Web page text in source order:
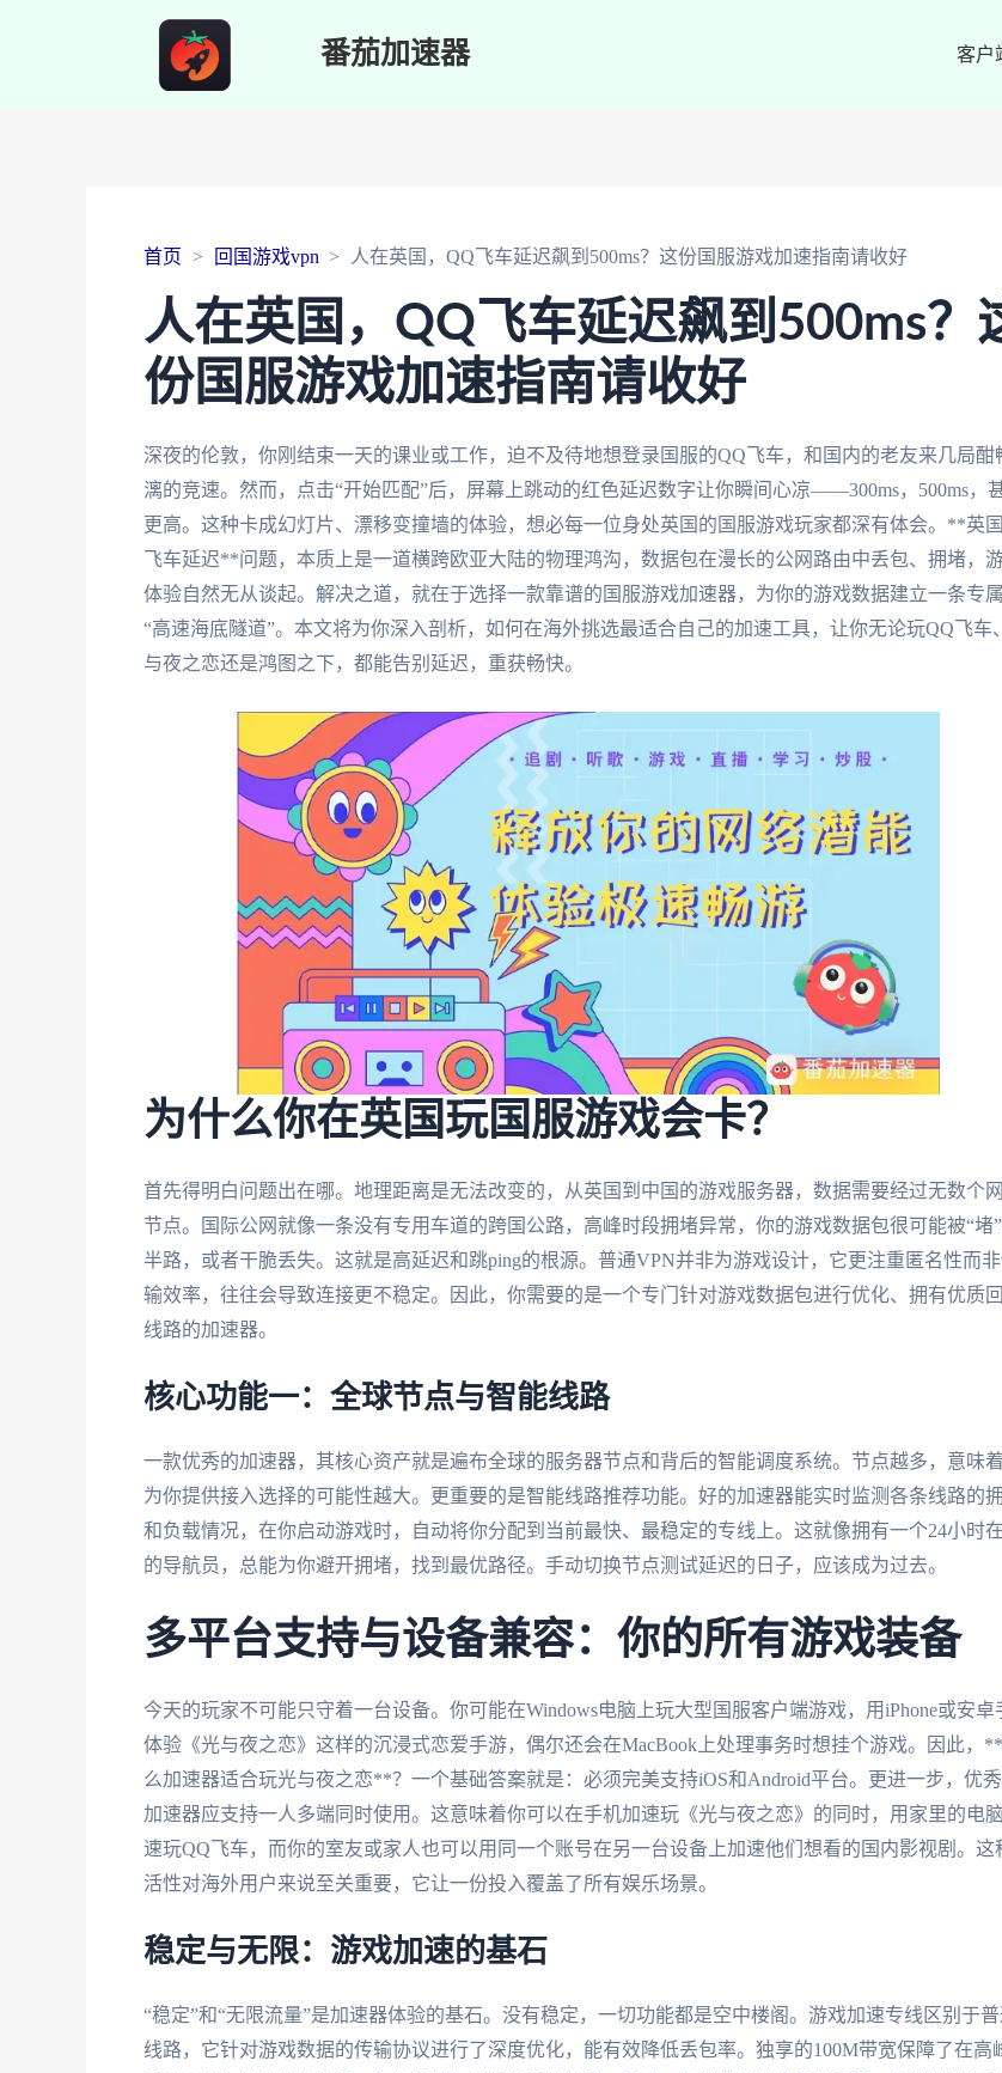
番茄加速器 客户
首页 回国游戏vpn 人在英国，QQ飞车延迟飙到500ms？这份国服游戏加速指南请收好
人在英国，QQ飞车延迟飙到500ms？
份国服游戏加速指南请收好
深夜的伦敦，你刚结束一天的课业或工作，迫不及待地想登录国服的QQ飞车，和国内的老友来几局酣
漓的竞速。然而，点击“开始匹配”后，屏幕上跳动的红色延迟数字让你瞬间心凉——300ms，500ms，
更高。这种卡成幻灯片、漂移变撞墙的体验，想必每一位身处英国的国服游戏玩家都深有体会。**英
飞车延迟**问题，本质上是一道横跨欧亚大陆的物理鸿沟，数据包在漫长的公网路由中丢包、拥堵，
体验自然无从谈起。解决之道，就在于选择一款靠谱的国服游戏加速器，为你的游戏数据建立一条专
“高速海底隧道”。本文将为你深入剖析，如何在海外挑选最适合自己的加速工具，让你无论玩QQ飞车
与夜之恋还是鸿图之下，都能告别延迟，重获畅快。
为什么你在英国玩国服游戏会卡？
首先得明白问题出在哪。地理距离是无法改变的，从英国到中国的游戏服务器，数据需要经过无数个
节点。国际公网就像一条没有专用车道的跨国公路，高峰时段拥堵异常，你的游戏数据包很可能被“堵
半路，或者干脆丢失。这就是高延迟和跳ping的根源。普通VPN并非为游戏设计，它更注重匿名性而
输效率，往往会导致连接更不稳定。因此，你需要的是一个专门针对游戏数据包进行优化、拥有优质
线路的加速器。
核心功能一：全球节点与智能线路
一款优秀的加速器，其核心资产就是遍布全球的服务器节点和背后的智能调度系统。节点越多，意味
为你提供接入选择的可能性越大。更重要的是智能线路推荐功能。好的加速器能实时监测各条线路的
和负载情况，在你启动游戏时，自动将你分配到当前最快、最稳定的专线上。这就像拥有一个24小时
的导航员，总能为你避开拥堵，找到最优路径。手动切换节点测试延迟的日子，应该成为过去。
多平台支持与设备兼容：你的所有游戏装备
今天的玩家不可能只守着一台设备。你可能在Windows电脑上玩大型国服客户端游戏，用iPhone或安卓
体验《光与夜之恋》这样的沉浸式恋爱手游，偶尔还会在MacBook上处理事务时想挂个游戏。因此，
么加速器适合玩光与夜之恋**？一个基础答案就是：必须完美支持iOS和Android平台。更进一步，优
加速器应支持一人多端同时使用。这意味着你可以在手机加速玩《光与夜之恋》的同时，用家里的电
速玩QQ飞车，而你的室友或家人也可以用同一个账号在另一台设备上加速他们想看的国内影视剧。这
活性对海外用户来说至关重要，它让一份投入覆盖了所有娱乐场景。
稳定与无限：游戏加速的基石
“稳定”和“无限流量”是加速器体验的基石。没有稳定，一切功能都是空中楼阁。游戏加速专线区别于普
线路，它针对游戏数据的传输协议进行了深度优化，能有效降低丢包率。独享的100M带宽保障了在高